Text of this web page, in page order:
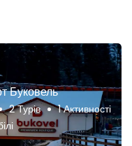
Буковель
2 Турів
1 Активності